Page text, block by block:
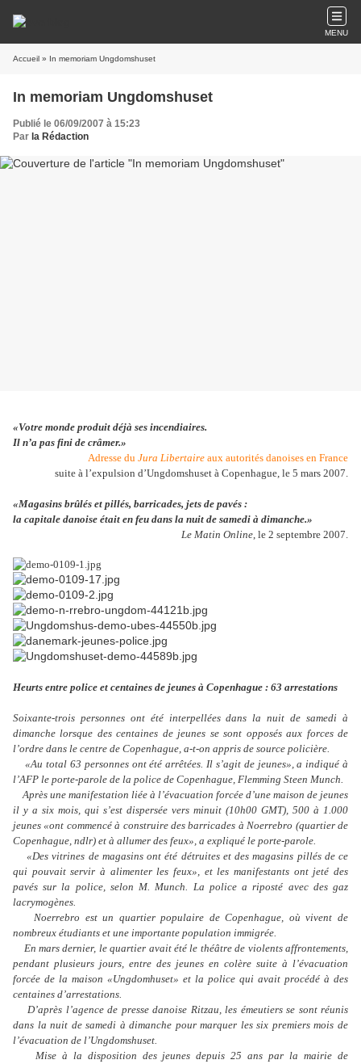
MENU
Accueil » In memoriam Ungdomshuset
In memoriam Ungdomshuset
Publié le 06/09/2007 à 15:23
Par la Rédaction
«Votre monde produit déjà ses incendiaires.
Il n’a pas fini de crâmer.»
Adresse du Jura Libertaire aux autorités danoises en France
suite à l’expulsion d’Ungdomshuset à Copenhague, le 5 mars 2007.
«Magasins brûlés et pillés, barricades, jets de pavés :
la capitale danoise était en feu dans la nuit de samedi à dimanche.»
Le Matin Online, le 2 septembre 2007.
Heurts entre police et centaines de jeunes à Copenhague : 63 arrestations
Soixante-trois personnes ont été interpellées dans la nuit de samedi à
dimanche lorsque des centaines de jeunes se sont opposés aux forces de
l’ordre dans le centre de Copenhague, a-t-on appris de source policière.
«Au total 63 personnes ont été arrêtées. Il s’agit de jeunes», a indiqué à
l’AFP le porte-parole de la police de Copenhague, Flemming Steen Munch.
Après une manifestation liée à l’évacuation forcée d’une maison de jeunes
il y a six mois, qui s’est dispersée vers minuit (10h00 GMT), 500 à 1.000
jeunes «ont commencé à construire des barricades à Noerrebro (quartier de
Copenhague, ndlr) et à allumer des feux», a expliqué le porte-parole.
«Des vitrines de magasins ont été détruites et des magasins pillés de ce
qui pouvait servir à alimenter les feux», et les manifestants ont jeté des
pavés sur la police, selon M. Munch. La police a riposté avec des gaz
lacrymogènes.
Noerrebro est un quartier populaire de Copenhague, où vivent de
nombreux étudiants et une importante population immigrée.
En mars dernier, le quartier avait été le théâtre de violents affrontements,
pendant plusieurs jours, entre des jeunes en colère suite à l’évacuation
forcée de la maison «Ungdomhuset» et la police qui avait procédé à des
centaines d’arrestations.
D’après l’agence de presse danoise Ritzau, les émeutiers se sont réunis
dans la nuit de samedi à dimanche pour marquer les six premiers mois de
l’évacuation de l’Ungdomshuset.
Mise à la disposition des jeunes depuis 25 ans par la mairie de